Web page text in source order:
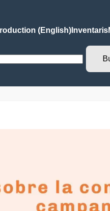
(English)Inventaris